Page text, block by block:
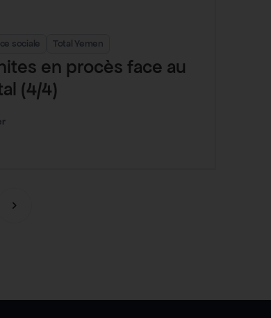
sociale Total Yemen
en procès face au
(4/4)